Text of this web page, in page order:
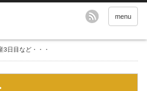
menu
3日目など・・・